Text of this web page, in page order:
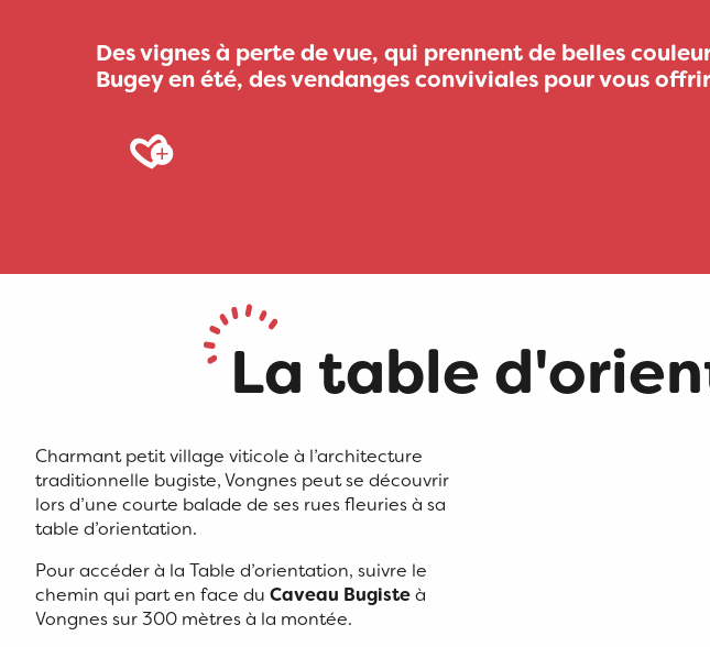
Des vignes à perte de vue, qui prennent de belles
Bugey en été, des vendanges conviviales pour vous
Ajouter aux favoris
La table
Charmant petit village viticole à l’architecture
traditionnelle bugiste, Vongnes peut se découvrir
lors d’une courte balade de ses rues fleuries à sa
table d’orientation.
Pour accéder à la Table d’orientation, suivre le
chemin qui part en face du Caveau Bugisteà
Vongnes sur 300 mètres à la montée.